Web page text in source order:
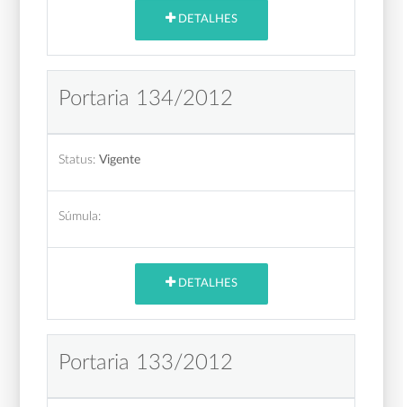
DETALHES
Portaria 134/2012
Status: Vigente
Súmula:
DETALHES
Portaria 133/2012